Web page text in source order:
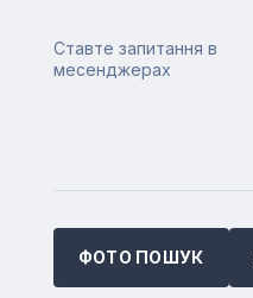
Ставте запитання в
месенджерах
ФОТО ПОШУК